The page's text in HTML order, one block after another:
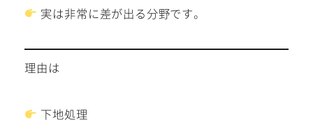
実は非常に差が出る分野です。
理由は
下地処理